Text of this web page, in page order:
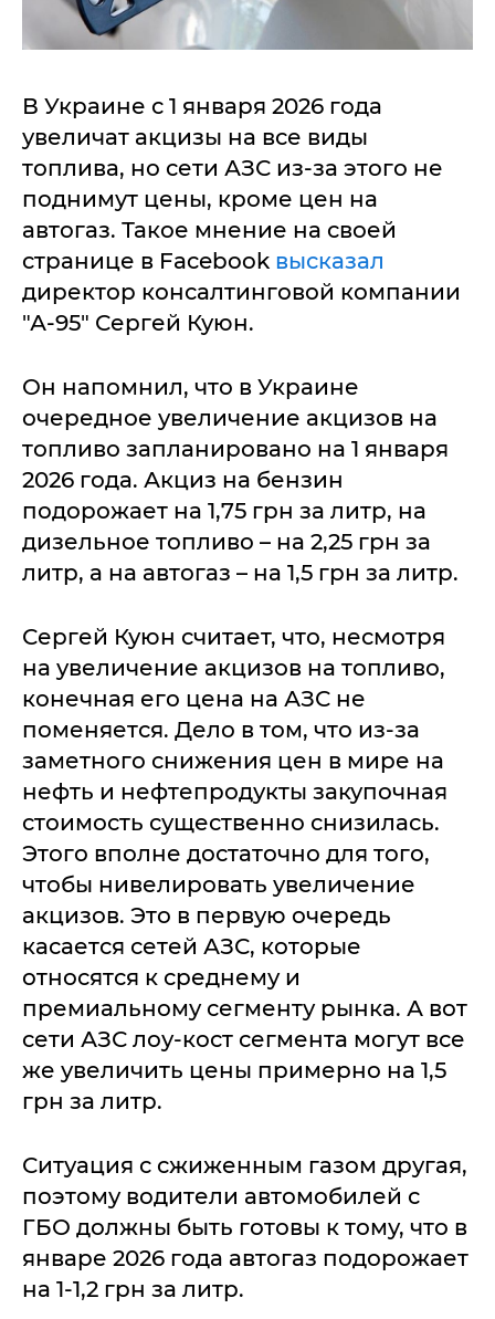
В Украине с 1 января 2026 года
увеличат акцизы на все виды
топлива, но сети АЗС из-за этого не
поднимут цены, кроме цен на
автогаз. Такое мнение на своей
странице в Facebook высказал
директор консалтинговой компании
"А-95" Сергей Куюн.
Он напомнил, что в Украине
очередное увеличение акцизов на
топливо запланировано на 1 января
2026 года. Акциз на бензин
подорожает на 1,75 грн за литр, на
дизельное топливо – на 2,25 грн за
литр, а на автогаз – на 1,5 грн за литр.
Сергей Куюн считает, что, несмотря
на увеличение акцизов на топливо,
конечная его цена на АЗС не
поменяется. Дело в том, что из-за
заметного снижения цен в мире на
нефть и нефтепродукты закупочная
стоимость существенно снизилась.
Этого вполне достаточно для того,
чтобы нивелировать увеличение
акцизов. Это в первую очередь
касается сетей АЗС, которые
относятся к среднему и
премиальному сегменту рынка. А вот
сети АЗС лоу-кост сегмента могут все
же увеличить цены примерно на 1,5
грн за литр.
Ситуация с сжиженным газом другая,
поэтому водители автомобилей с
ГБО должны быть готовы к тому, что в
январе 2026 года автогаз подорожает
на 1-1,2 грн за литр.